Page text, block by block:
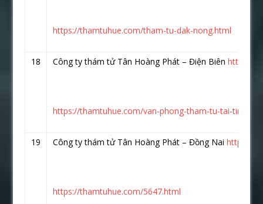
https://thamtuhue.com/tham-tu-dak-nong.html
18 Công ty thám tử Tân Hoàng Phát – Điện Biênhttps://
https://thamtuhue.com/van-phong-tham-tu-tai-tinh-
19 Công ty thám tử Tân Hoàng Phát – Đồng Naihttps://
https://thamtuhue.com/5647.html